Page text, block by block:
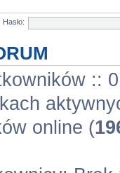
Hasło:
::
online (